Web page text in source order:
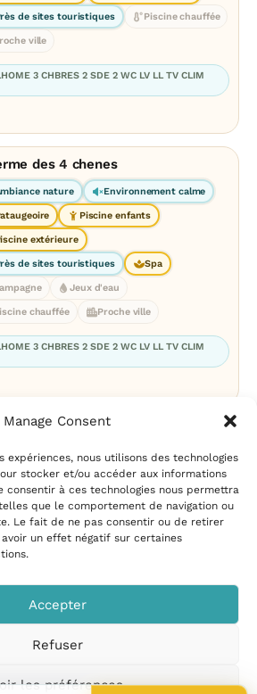
Manage Consent
expériences, nous utilisons des technologies
stocker et/ou accéder aux informations
consentir à ces technologies nous permettra
que le comportement de navigation ou
Le fait de ne pas consentir ou de retirer
un effet négatif sur certaines
Accepter
Refuser
les préférences
de sites touristiques Piscine chauffée
ville
3 CHBRES 2 SDE 2 WC LV LL TV CLIM
des 4 chenes
nature Environnement calme
Piscine enfants
extérieure
de sites touristiques Spa
Jeux d'eau
chauffée Proche ville
3 CHBRES 2 SDE 2 WC LV LL TV CLIM
Mentions légales|Politique
de confidentialité
suggestions|Politique de
cookies